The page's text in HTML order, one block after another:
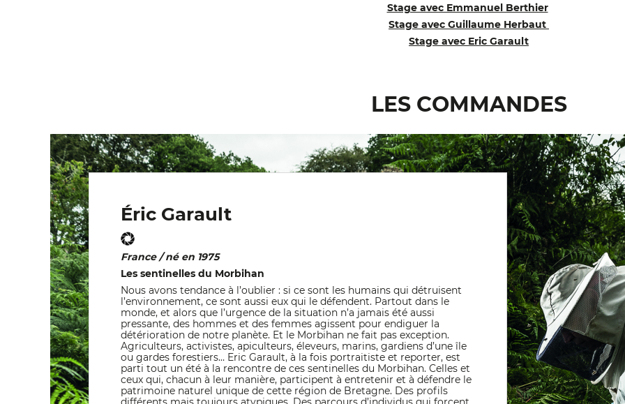
Stage avec Emmanuel Berthier
Stage avec Guillaume Herbaut
Stage avec Eric Garault
LES COMMANDES
Éric Garault
France / né en 1975
Les sentinelles du Morbihan
Nous avons tendance à l’oublier : si ce sont les humains qui détruisent
l’environnement, ce sont aussi eux qui le défendent. Partout dans le
monde, et alors que l’urgence de la situation n’a jamais été aussi
pressante, des hommes et des femmes agissent pour endiguer la
détérioration de notre planète. Et le Morbihan ne fait pas exception.
Agriculteurs, activistes, apiculteurs, éleveurs, marins, gardiens d’une île
ou gardes forestiers… Eric Garault, à la fois portraitiste et reporter, est
parti tout un été à la rencontre de ces sentinelles du Morbihan. Celles et
ceux qui, chacun à leur manière, participent à entretenir et à défendre le
patrimoine naturel unique de cette région de Bretagne. Des profils